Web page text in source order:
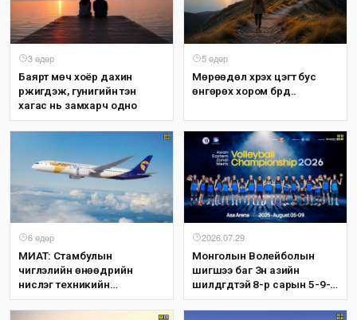
3 өдөр
Баярт мөч хоёр дахин
үржигдэж, гунигийн тэн
хагас нь замхарч одно
5 өдөр
Мөрөөдөл хүрэх цэгт бус
өнгөрөх хором бүрд..
6 өдөр
МИАТ: Стамбулын
чиглэлийн өнөөдрийн
нислэг техникийн
шалтгаанаар цуцлагдлаа
2026.07.29
Монголын Волейболын
шигшээ баг Зүүн азийн
шилдгүүдтэй 8-р сарын 5-9-
нд эх орондоо өрсөлдөнө